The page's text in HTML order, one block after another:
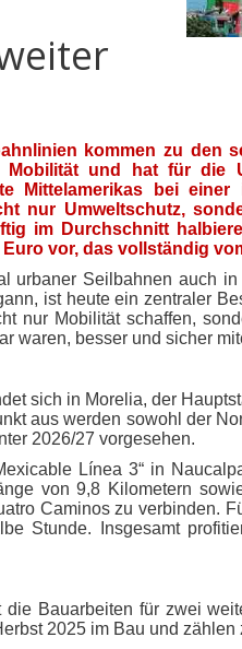
kommen zu den
und hat für die
Mittelamerikas bei
nur Umweltschutz,
im Durchschnitt
vor, das vollständig
Seilbahnen auch
ist heute ein zentraler
nur Mobilität schaffen,
waren, besser und sicher
sich in Morelia, der
aus werden sowohl der
2026/27 vorgesehen.
Línea 3“ in
von 9,8 Kilometern
Caminos zu verbinden.
Stunde. Insgesamt
Bauarbeiten für zwei
2025 im Bau und